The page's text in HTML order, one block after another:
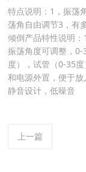
特点说明：1，振荡
荡角自由调节3，有
倾倒产品特性说明
振荡角度可调整，
度），试管（0-35
和电源外置，便于
静音设计，低噪音
上一篇